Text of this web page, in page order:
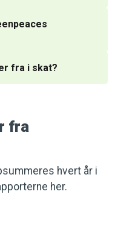
fra i skat?
fra
hvert år i
her.